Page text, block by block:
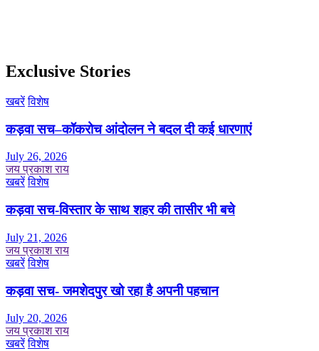
Exclusive Stories
खबरें विशेष
कड़वा सच–कॉकरोच आंदोलन ने बदल दी कई धारणाएं
July 26, 2026
जय प्रकाश राय
खबरें विशेष
कड़वा सच-विस्तार के साथ शहर की तासीर भी बचे
July 21, 2026
जय प्रकाश राय
खबरें विशेष
कड़वा सच- जमशेदपुर खो रहा है अपनी पहचान
July 20, 2026
जय प्रकाश राय
खबरें विशेष